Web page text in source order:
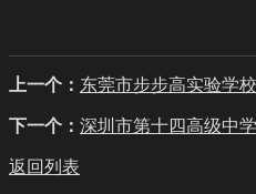
上一个： 东莞市步步高实验学校
下一个： 深圳市第十四高级中学
返回列表